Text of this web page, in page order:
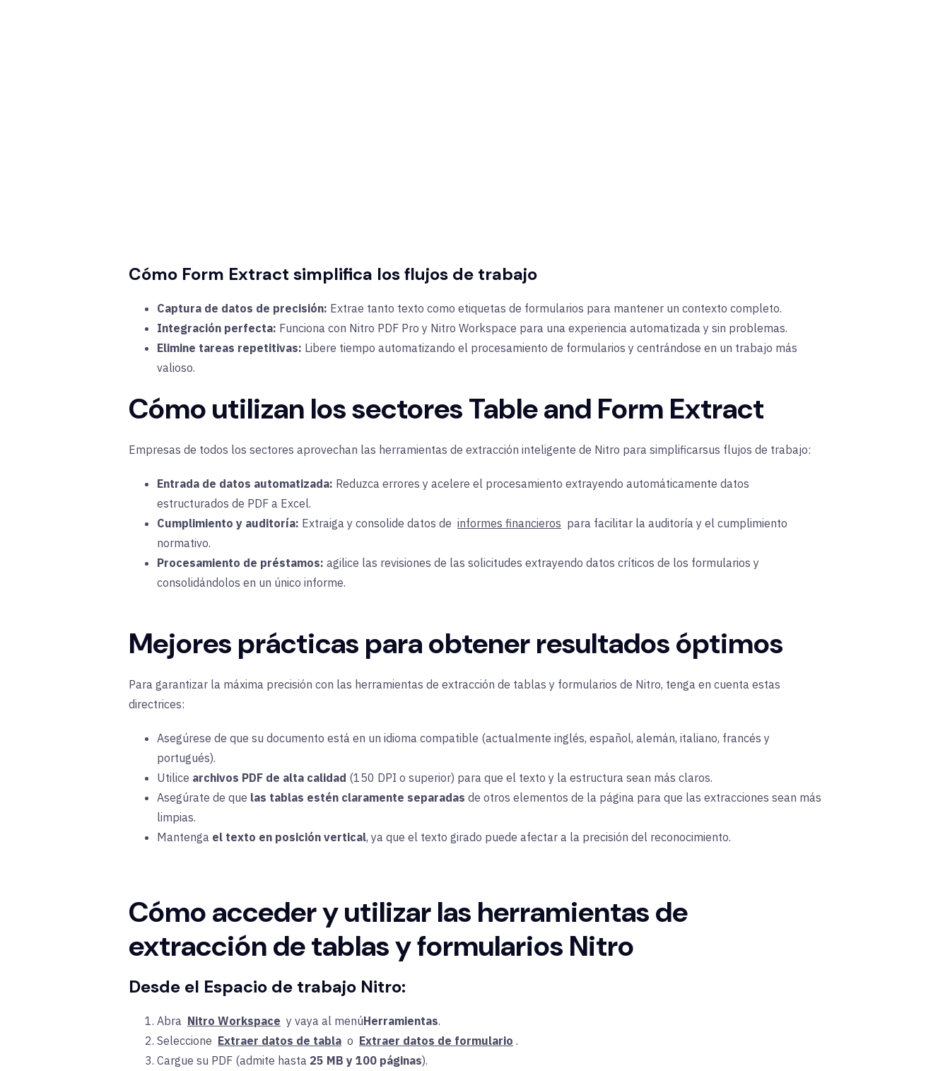
Cómo Form Extract simplifica los flujos de trabajo
Captura de datos de precisión: Extrae tanto texto como etiquetas de formularios para mantener un contexto completo.
Integración perfecta: Funciona con Nitro PDF Pro y Nitro Workspace para una experiencia automatizada y sin problemas.
Elimine tareas repetitivas: Libere tiempo automatizando el procesamiento de formularios y centrándose en un trabajo más
valioso.
Cómo utilizan los sectores Table and Form Extract
Empresas de todos los sectores aprovechan las herramientas de extracción inteligente de Nitro para simplificarsus flujos de trabajo:
Entrada de datos automatizada: Reduzca errores y acelere el procesamiento extrayendo automáticamente datos
estructurados de PDF a Excel.
Cumplimiento y auditoría: Extraiga y consolide datos de informes financieros para facilitar la auditoría y el cumplimiento
normativo.
Procesamiento de préstamos: agilice las revisiones de las solicitudes extrayendo datos críticos de los formularios y
consolidándolos en un único informe.
Mejores prácticas para obtener resultados óptimos
Para garantizar la máxima precisión con las herramientas de extracción de tablas y formularios de Nitro, tenga en cuenta estas
directrices:
Asegúrese de que su documento está en un idioma compatible (actualmente inglés, español, alemán, italiano, francés y
portugués).
Utilice archivos PDF de alta calidad (150 DPI o superior) para que el texto y la estructura sean más claros.
Asegúrate de que las tablas estén claramente separadas de otros elementos de la página para que las extracciones sean más
limpias.
Mantenga el texto en posición vertical, ya que el texto girado puede afectar a la precisión del reconocimiento.
Cómo acceder y utilizar las herramientas de
extracción de tablas y formularios Nitro
Desde el Espacio de trabajo Nitro:
Abra Nitro Workspace y vaya al menúHerramientas.
Seleccione Extraer datos de tabla o Extraer datos de formulario .
Cargue su PDF (admite hasta 25 MB y 100 páginas).